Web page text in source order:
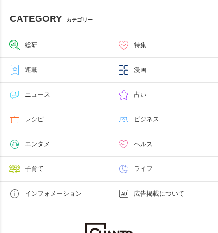
CATEGORY カテゴリー
総研 特集
連載 漫画
ニュース 占い
レシピ ビジネス
エンタメ ヘルス
子育て ライフ
インフォメーション 広告掲載について